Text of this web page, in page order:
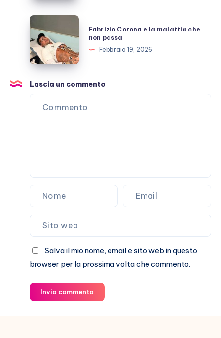
costruita
con
Stefano
De
Martino
Fabrizio
Corona
e
la
malattia
che
non
passa
Fabrizio Corona e la malattia che
non passa
Febbraio 19, 2026
Lascia un commento
Salva il mio nome, email e sito web in questo
browser per la prossima volta che commento.
Invia commento